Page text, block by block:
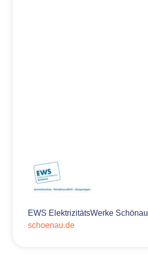
EWS ElektrizitätsWerke Schönau
schoenau.de